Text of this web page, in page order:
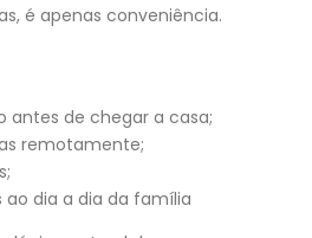
é apenas conveniência.
antes de chegar a casa;
remotamente;
dia a dia da família